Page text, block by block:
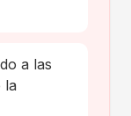
a las
la